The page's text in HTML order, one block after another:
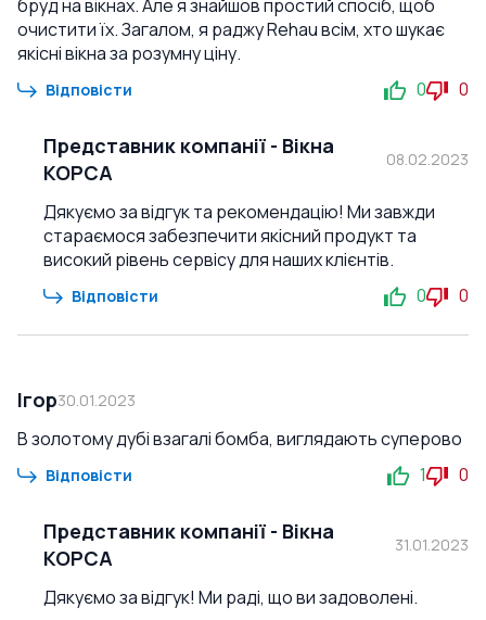
бруд на вікнах. Але я знайшов простий спосіб, щоб
очистити їх. Загалом, я раджу Rehau всім, хто шукає
якісні вікна за розумну ціну.
Відповісти 0 0
Представник компанії - Вікна
КОРСА
08.02.2023
Дякуємо за відгук та рекомендацію! Ми завжди
стараємося забезпечити якісний продукт та
високий рівень сервісу для наших клієнтів.
Відповісти 0 0
Ігор30.01.2023
В золотому дубі взагалі бомба, виглядають суперово
Відповісти 1 0
Представник компанії - Вікна
КОРСА
31.01.2023
Дякуємо за відгук! Ми раді, що ви задоволені.